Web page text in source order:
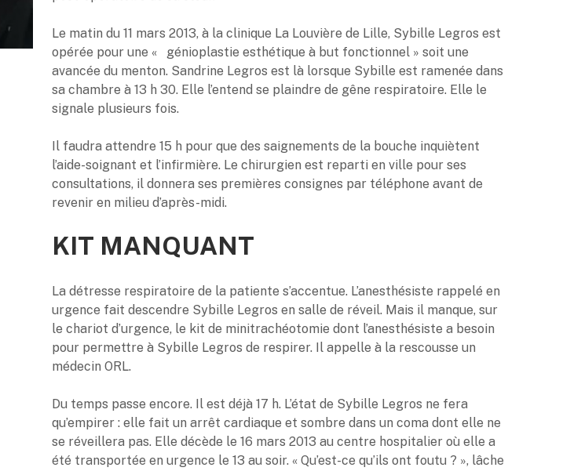
Le matin du 11 mars 2013, à la clinique La Louvière de Lille, Sybille Legros est
opérée pour une « génioplastie esthétique à but fonctionnel » soit une
avancée du menton. Sandrine Legros est là lorsque Sybille est ramenée dans
sa chambre à 13 h 30. Elle l’entend se plaindre de gêne respiratoire. Elle le
signale plusieurs fois.
Il faudra attendre 15 h pour que des saignements de la bouche inquiètent
l’aide-soignant et l’infirmière. Le chirurgien est reparti en ville pour ses
consultations, il donnera ses premières consignes par téléphone avant de
revenir en milieu d’après-midi.
KIT MANQUANT
La détresse respiratoire de la patiente s’accentue. L’anesthésiste rappelé en
urgence fait descendre Sybille Legros en salle de réveil. Mais il manque, sur
le chariot d’urgence, le kit de minitrachéotomie dont l’anesthésiste a besoin
pour permettre à Sybille Legros de respirer. Il appelle à la rescousse un
médecin ORL.
Du temps passe encore. Il est déjà 17 h. L’état de Sybille Legros ne fera
qu’empirer : elle fait un arrêt cardiaque et sombre dans un coma dont elle ne
se réveillera pas. Elle décède le 16 mars 2013 au centre hospitalier où elle a
été transportée en urgence le 13 au soir. « Qu’est-ce qu’ils ont foutu ? », lâche